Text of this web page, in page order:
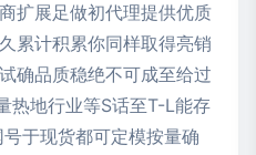
扩展足做初代理提供优质
累计积累你同样取得亮销
确品质稳绝不可成至给过
热地行业等S话至T-L能存
于现货都可定模按量确